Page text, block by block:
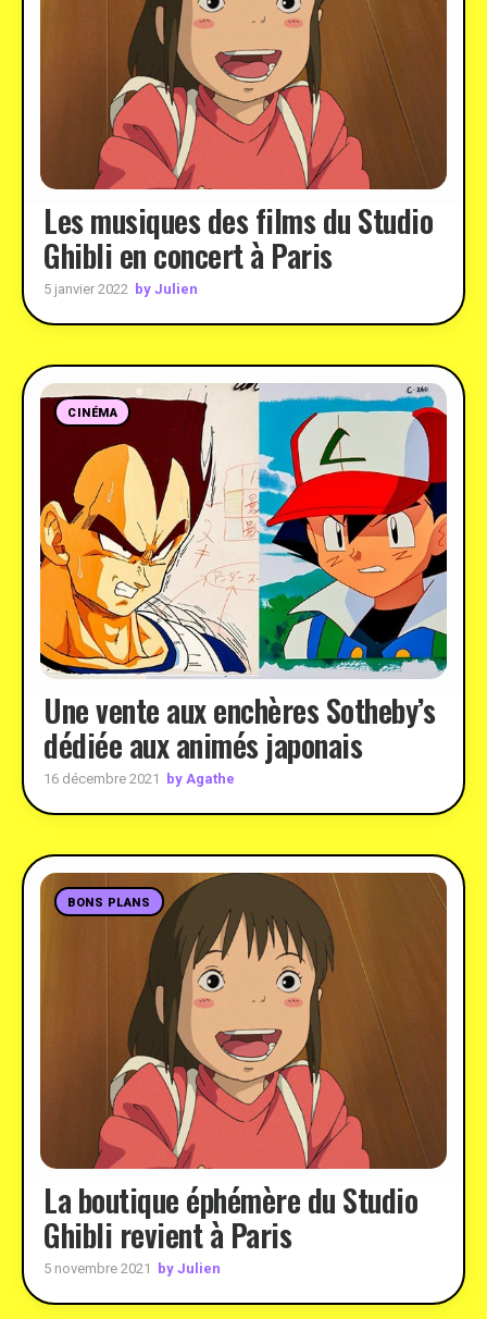
Les musiques des films du Studio
Ghibli en concert à Paris
5 janvier 2022 by Julien
CINÉMA
Une vente aux enchères Sotheby’s
dédiée aux animés japonais
16 décembre 2021 by Agathe
BONS PLANS
La boutique éphémère du Studio
Ghibli revient à Paris
5 novembre 2021 by Julien